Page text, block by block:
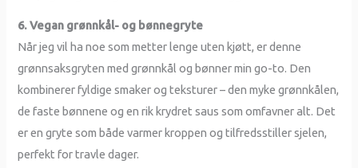
6. Vegan grønnkål- og bønnegryte
Når jeg vil ha noe som metter lenge uten kjøtt, er denne
grønnsaksgryten med grønnkål og bønner min go-to. Den
kombinerer fyldige smaker og teksturer – den myke grønnkålen,
de faste bønnene og en rik krydret saus som omfavner alt. Det
er en gryte som både varmer kroppen og tilfredsstiller sjelen,
perfekt for travle dager.